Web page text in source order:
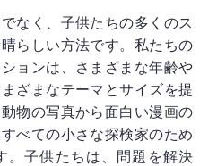
なく、子供たちの多くのス
らしい方法です。私たちの
ョンは、さまざまな年齢や
ざまなテーマとサイズを提
物の写真から面白い漫画の
べての小さな探検家のため
。子供たちは、問題を解決